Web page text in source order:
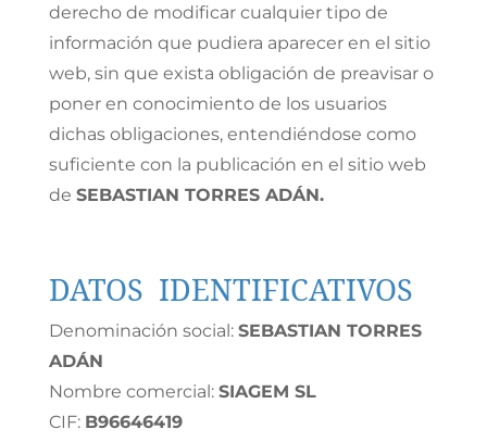
derecho de modificar cualquier tipo de
información que pudiera aparecer en el sitio
web, sin que exista obligación de preavisar o
poner en conocimiento de los usuarios
dichas obligaciones, entendiéndose como
suficiente con la publicación en el sitio web
de SEBASTIAN TORRES ADÁN.
DATOS IDENTIFICATIVOS
Denominación social: SEBASTIAN TORRES
ADÁN
Nombre comercial: SIAGEM SL
CIF: B96646419